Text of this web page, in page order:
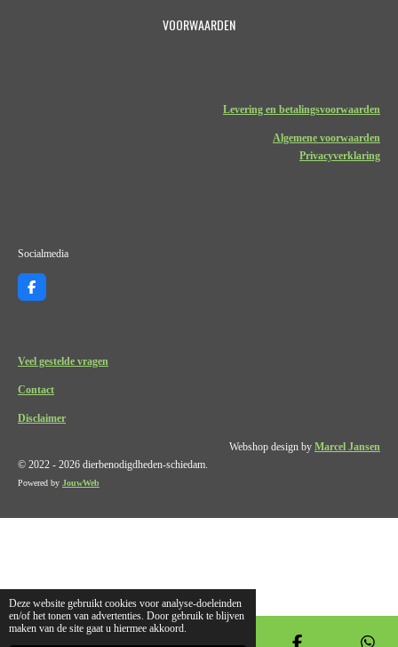
Deze website gebruikt cookies voor analyse-doeleinden
en/of het tonen van advertenties. Door gebruik te blijven
maken van de site gaat u hiermee akkoord.
VOORWAARDEN
Levering en betalingsvoorwaarden
Algemene voorwaarden
Privacyverklaring
Socialmedia
F
a
o
o
Veel gestelde vragen
Contact
Disclaimer
Webshop design by Marcel Jansen
© 2022 - 2026 dierbenodigdheden-schiedam.
Powered by JouwWeb